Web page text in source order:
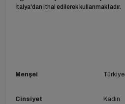
İtalya'dan ithal edilerek kullanmaktadır.
Menşei Türkiye
Cinsiyet Kadın